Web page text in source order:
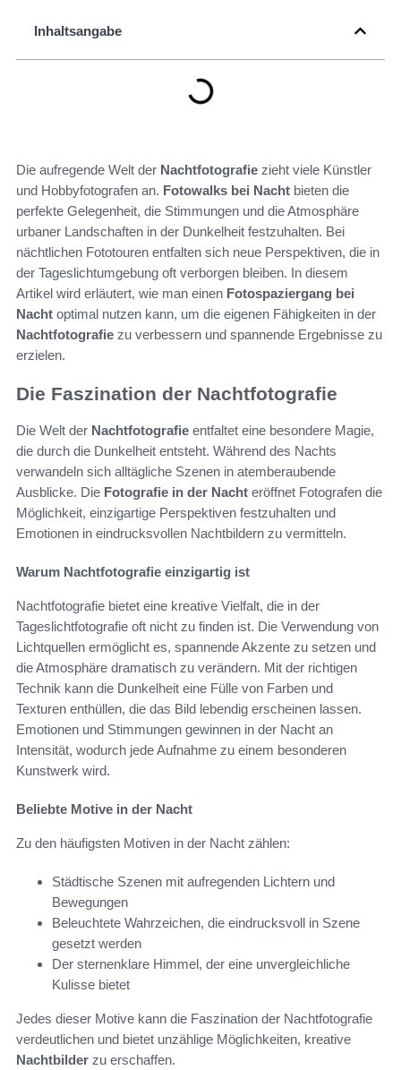
Inhaltsangabe
Die aufregende Welt der Nachtfotografie zieht viele Künstler
und Hobbyfotografen an. Fotowalks bei Nacht bieten die
perfekte Gelegenheit, die Stimmungen und die Atmosphäre
urbaner Landschaften in der Dunkelheit festzuhalten. Bei
nächtlichen Fototouren entfalten sich neue Perspektiven, die in
der Tageslichtumgebung oft verborgen bleiben. In diesem
Artikel wird erläutert, wie man einen Fotospaziergang bei
Nacht optimal nutzen kann, um die eigenen Fähigkeiten in der
Nachtfotografie zu verbessern und spannende Ergebnisse zu
erzielen.
Die Faszination der Nachtfotografie
Die Welt der Nachtfotografie entfaltet eine besondere Magie,
die durch die Dunkelheit entsteht. Während des Nachts
verwandeln sich alltägliche Szenen in atemberaubende
Ausblicke. Die Fotografie in der Nacht eröffnet Fotografen die
Möglichkeit, einzigartige Perspektiven festzuhalten und
Emotionen in eindrucksvollen Nachtbildern zu vermitteln.
Warum Nachtfotografie einzigartig ist
Nachtfotografie bietet eine kreative Vielfalt, die in der
Tageslichtfotografie oft nicht zu finden ist. Die Verwendung von
Lichtquellen ermöglicht es, spannende Akzente zu setzen und
die Atmosphäre dramatisch zu verändern. Mit der richtigen
Technik kann die Dunkelheit eine Fülle von Farben und
Texturen enthüllen, die das Bild lebendig erscheinen lassen.
Emotionen und Stimmungen gewinnen in der Nacht an
Intensität, wodurch jede Aufnahme zu einem besonderen
Kunstwerk wird.
Beliebte Motive in der Nacht
Zu den häufigsten Motiven in der Nacht zählen:
Städtische Szenen mit aufregenden Lichtern und
Bewegungen
Beleuchtete Wahrzeichen, die eindrucksvoll in Szene
gesetzt werden
Der sternenklare Himmel, der eine unvergleichliche
Kulisse bietet
Jedes dieser Motive kann die Faszination der Nachtfotografie
verdeutlichen und bietet unzählige Möglichkeiten, kreative
Nachtbilder zu erschaffen.